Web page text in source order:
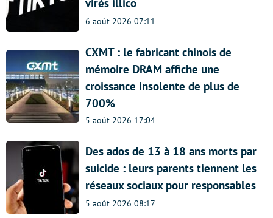
6 août 2026 07:11
CXMT : le fabricant chinois de
mémoire DRAM affiche une
croissance insolente de plus de
700%
5 août 2026 17:04
Des ados de 13 à 18 ans morts par
suicide : leurs parents tiennent les
réseaux sociaux pour responsables
5 août 2026 08:17